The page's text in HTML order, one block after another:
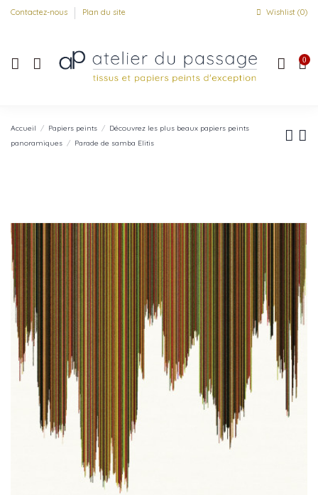
Contactez-nous Plan du site Wishlist (0)
0
Accueil Papiers peints
Découvrez les plus beaux papiers peints
panoramiques
Parade de samba Elitis